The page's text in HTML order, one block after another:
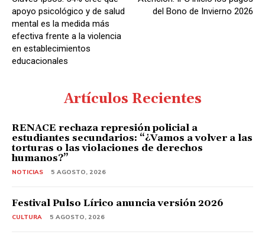
r
d
e
A
apoyo psicológico y de salud
mental es la medida más
efectiva frente a la violencia
en establecimientos
educacionales
del Bono de Invierno 2026
Artículos Recientes
RENACE rechaza represión policial a
estudiantes secundarios: “¿Vamos a volver a las
torturas o las violaciones de derechos
humanos?”
NOTICIAS 5 AGOSTO, 2026
Festival Pulso Lírico anuncia versión 2026
CULTURA 5 AGOSTO, 2026